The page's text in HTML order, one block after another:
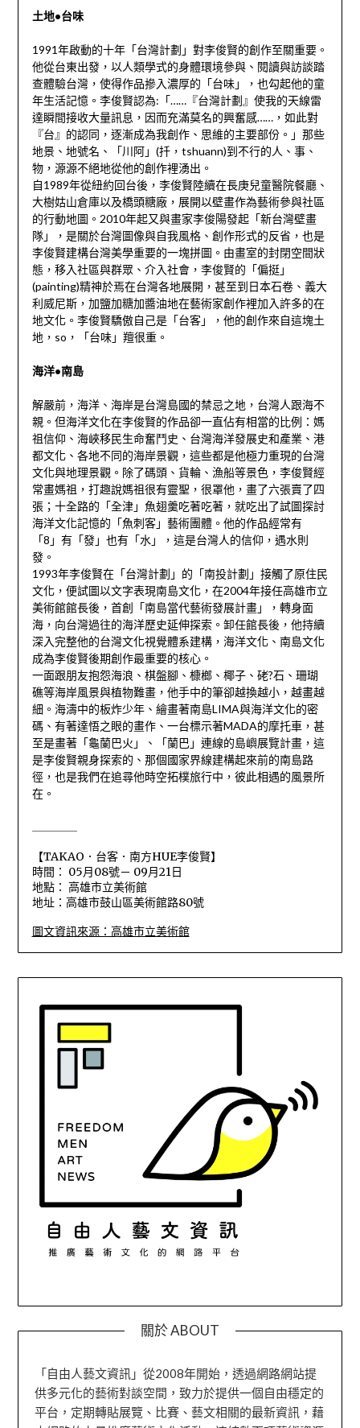
土地•台味
1991年啟動的十年「台灣計劃」對李俊賢的創作至關重要。
他從台東出發，以人類學式的身體環境參與、閱讀與訪談踏
查體驗台灣，使得作品摻入濃厚的「台味」，也勾起他的童
年生活記憶。李俊賢認為:「……『台灣計劃』使我的天線雷
達瞬間接收大量訊息，因而充滿莫名的興奮感……，如此對
『台』的認同，逐漸成為我創作、思維的主要部份。」那些
地景、地號名、「川阿」(扦，tshuann)到不行的人、事、
物，源源不絕地從他的創作裡湧出。
自1989年從紐約回台後，李俊賢陸續在長庚兒童醫院餐廳、
大樹姑山倉庫以及橋頭糖廠，展開以壁畫作為藝術參與社區
的行動地圖。2010年起又與畫家李俊陽發起「新台灣壁畫
隊」，是關於台灣圖像與自我風格、創作形式的反省，也是
李俊賢建構台灣美學重要的一塊拼圖。由畫室的封閉空間狀
態，移入社區與群眾、介入社會，李俊賢的「偏挺」
(painting)精神於焉在台灣各地展開，甚至到日本石卷、義大
利威尼斯，加鹽加糖加醬油地在藝術家創作裡加入許多的在
地文化。李俊賢驕傲自己是「台客」，他的創作來自這塊土
地，so，「台味」羶很重。
海洋•南島
解嚴前，海洋、海岸是台灣島國的禁忌之地，台灣人跟海不
親。但海洋文化在李俊賢的作品卻一直佔有相當的比例：媽
祖信仰、海峽移民生命奮鬥史、台灣海洋發展史和產業、港
都文化、各地不同的海岸景觀，這些都是他極力重現的台灣
文化與地理景觀。除了碼頭、貨輪、漁船等景色，李俊賢經
常畫媽祖，打趣說媽祖很有靈聖，很罩他，畫了六張賣了四
張；十全路的「全津」魚翅羹吃著吃著，就吃出了試圖探討
海洋文化記憶的「魚刺客」藝術團體。他的作品經常有
「8」有「發」也有「水」，這是台灣人的信仰，遇水則
發。
1993年李俊賢在「台灣計劃」的「南投計劃」接觸了原住民
文化，便試圖以文字表現南島文化，在2004年接任高雄市立
美術館館長後，首創「南島當代藝術發展計畫」，轉身面
海，向台灣過往的海洋歷史延伸探索。卸任館長後，他持續
深入完整他的台灣文化視覺體系建構，海洋文化、南島文化
成為李俊賢後期創作最重要的核心。
一面跟朋友抱怨海浪、棋盤腳、槺榔、椰子、硓?石、珊瑚
礁等海岸風景與植物難畫，他手中的筆卻越換越小，越畫越
細。海濤中的板炸少年、繪畫著南島LIMA與海洋文化的密
碼、有著達悟之眼的畫作、一台標示著MADA的摩托車，甚
至是畫著「龜蘭巴火」、「蘭巴」連線的島嶼展覽計畫，這
是李俊賢親身探索的、那個國家界線建構起來前的南島路
徑，也是我們在追尋他時空拓樸旅行中，彼此相遇的風景所
在。
【TAKAO．台客．南方HUE李俊賢】
時間： 05月08號－ 09月21日
地點： 高雄市立美術館
地址：高雄市鼓山區美術館路80號
圖文資訊來源：高雄市立美術館
關於 ABOUT
「自由人藝文資訊」從2008年開始，透過網路網站提
供多元化的藝術對談空間，致力於提供一個自由穩定的
平台，定期轉貼展覽、比賽、藝文相關的最新資訊，藉